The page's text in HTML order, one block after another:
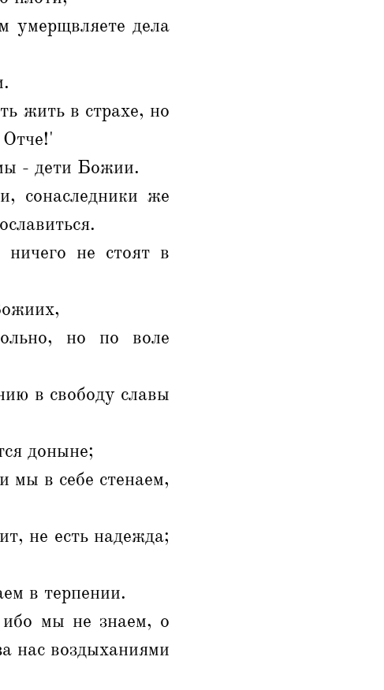
умерщвляете дела
жить в страхе, но
- дети Божии.
сонаследники же
не стоят в
но по воле
в свободу славы
доныне;
мы в себе стенаем,
не есть надежда;
в терпении.
мы не знаем, о
нас воздыханиями